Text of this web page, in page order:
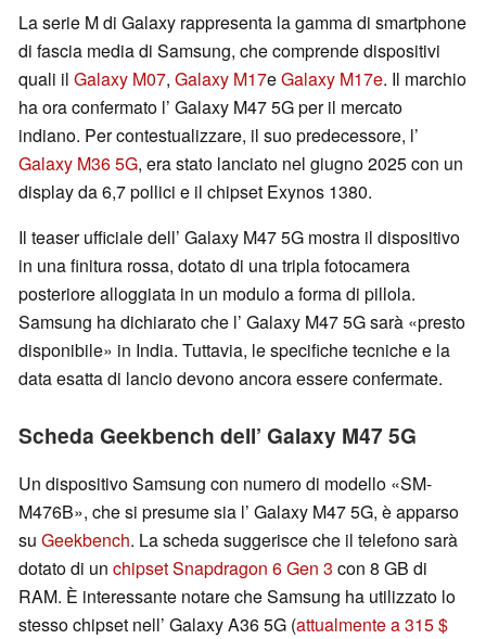
La serie M di Galaxy rappresenta la gamma di smartphone
di fascia media di Samsung, che comprende dispositivi
quali il Galaxy M07, Galaxy M17eGalaxy M17e. Il marchio
ha ora confermato l’ Galaxy M47 5G per il mercato
indiano. Per contestualizzare, il suo predecessore, l’
Galaxy M36 5G, era stato lanciato nel giugno 2025 con un
display da 6,7 pollici e il chipset Exynos 1380.
Il teaser ufficiale dell’ Galaxy M47 5G mostra il dispositivo
in una finitura rossa, dotato di una tripla fotocamera
posteriore alloggiata in un modulo a forma di pillola.
Samsung ha dichiarato che l’ Galaxy M47 5G sarà «presto
disponibile» in India. Tuttavia, le specifiche tecniche e la
data esatta di lancio devono ancora essere confermate.
Scheda Geekbench dell’ Galaxy M47 5G
Un dispositivo Samsung con numero di modello «SM-
M476B», che si presume sia l’ Galaxy M47 5G, è apparso
su Geekbench. La scheda suggerisce che il telefono sarà
dotato di un chipset Snapdragon 6 Gen 3 con 8 GB di
RAM. È interessante notare che Samsung ha utilizzato lo
stesso chipset nell’ Galaxy A36 5G (attualmente a 315 $